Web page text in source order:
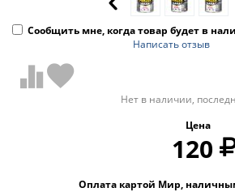
Сообщить мне, когда товар будет в
Написать отзыв
Нет в наличии,
Цена
120
Оплата картой Мир,